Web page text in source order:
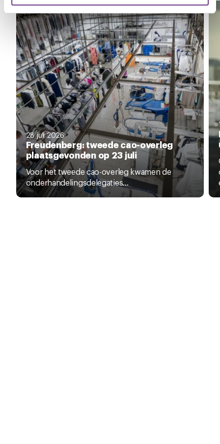
U kunt uw toestemming op elk moment wijzigen of
intrekken via decookieverklaringof door te klikken op
het ronde cookie-instellingenicoontje linksonder op de
pagina.
28 juli 2026
Freudenberg: tweede cao-overleg
plaatsgevonden op 23 juli
Voor het tweede cao-overleg kwamen de
onderhandelingsdelegaties...